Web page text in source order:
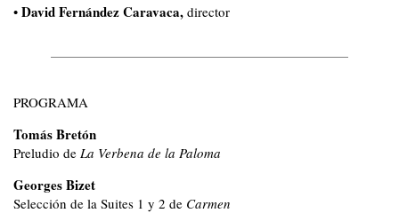
• David Fernández Caravaca, director
PROGRAMA
Tomás Bretón
Preludio de La Verbena de la Paloma
Georges Bizet
Selección de la Suites 1 y 2 de Carmen